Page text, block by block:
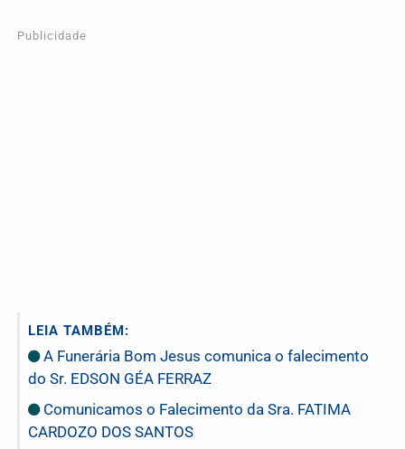
Publicidade
LEIA TAMBÉM:
A Funerária Bom Jesus comunica o falecimento
do Sr. EDSON GÉA FERRAZ
Comunicamos o Falecimento da Sra. FATIMA
CARDOZO DOS SANTOS